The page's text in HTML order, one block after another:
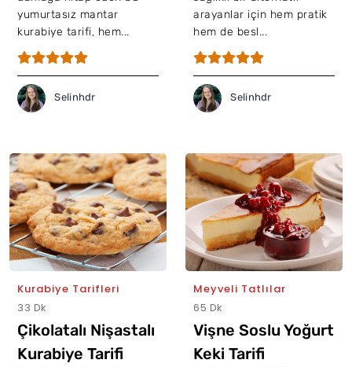
yumurtasız mantar
kurabiye tarifi, hem...
Selinhdr
arayanlar için hem pratik
hem de besl...
Selinhdr
Kurabiye Tarifleri
33 Dk
Çikolatalı Nişastalı
Kurabiye Tarifi
Meyveli Tatlılar
65 Dk
Vişne Soslu Yoğurt
Keki Tarifi